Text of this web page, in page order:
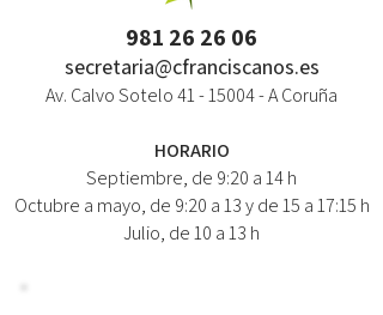
981 26 26 06
secretaria@cfranciscanos.es
Av. Calvo Sotelo41 - 15004- A Coruña
HORARIO
Septiembre, de 9:20 a 14 h
Octubre a mayo, de 9:20 a 13 y de 15 a 17:15 h
Julio, de 10 a 13 h